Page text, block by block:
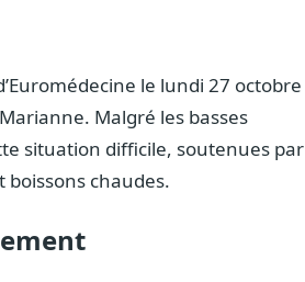
le lundi 27 octobre
Malgré les basses
situation difficile, soutenues par
chaudes.